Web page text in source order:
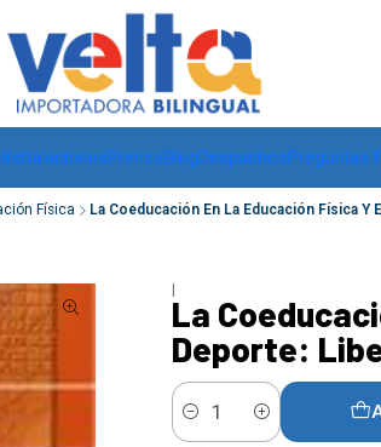
InstalacionesPrensaBlogDespachosPreguntas
RM de 1 a 3 días hábiles, regiones -
Física La Coeducación En La Educación Física
|
La
Deporte:
Cantidad